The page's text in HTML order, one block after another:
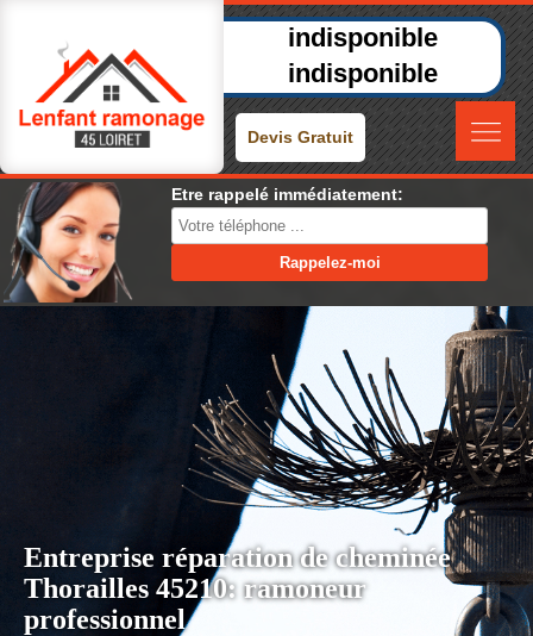
indisponible
indisponible
Devis Gratuit
Etre rappelé immédiatement:
Entreprise réparation de cheminée
Thorailles 45210: ramoneur
professionnel